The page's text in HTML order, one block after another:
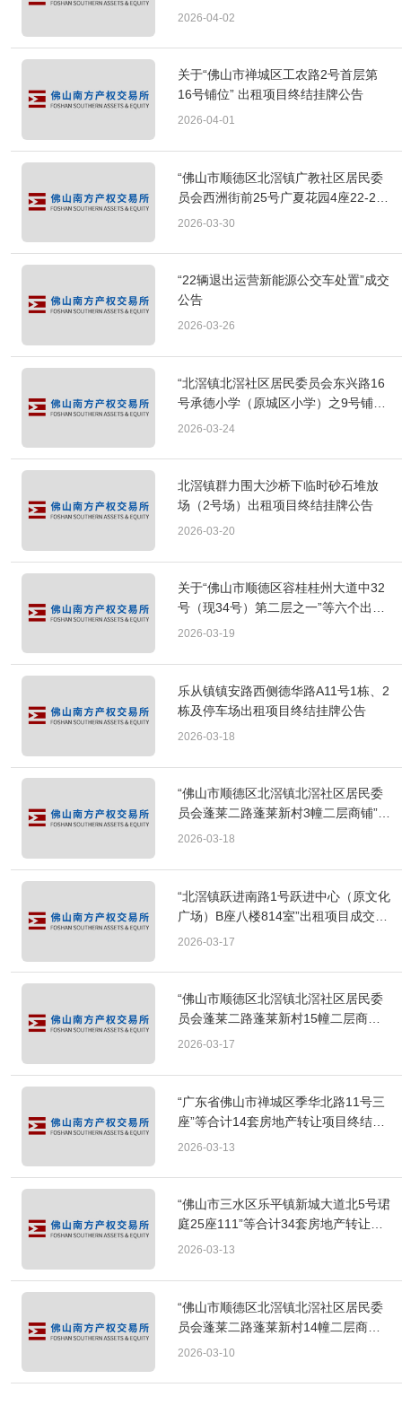
2026-04-02
关于“佛山市禅城区工农路2号首层第
16号铺位” 出租项目终结挂牌公告
2026-04-01
“佛山市顺德区北滘镇广教社区居民委
员会西洲街前25号广夏花园4座22-27
层共60套住宅”出租项目成交公告
2026-03-30
“22辆退出运营新能源公交车处置”成交
公告
2026-03-26
“北滘镇北滘社区居民委员会东兴路16
号承德小学（原城区小学）之9号铺、
10号铺”出租项目成交公告
2026-03-24
北滘镇群力围大沙桥下临时砂石堆放
场（2号场）出租项目终结挂牌公告
2026-03-20
关于“佛山市顺德区容桂桂州大道中32
号（现34号）第二层之一”等六个出租
项目终结挂牌公告
2026-03-19
乐从镇镇安路西侧德华路A11号1栋、2
栋及停车场出租项目终结挂牌公告
2026-03-18
“佛山市顺德区北滘镇北滘社区居民委
员会蓬莱二路蓬莱新村3幢二层商铺”出
租项目成交公告
2026-03-18
“北滘镇跃进南路1号跃进中心（原文化
广场）B座八楼814室”出租项目成交公
告
2026-03-17
“佛山市顺德区北滘镇北滘社区居民委
员会蓬莱二路蓬莱新村15幢二层商
铺”出租项目成交公告
2026-03-17
“广东省佛山市禅城区季华北路11号三
座”等合计14套房地产转让项目终结挂
牌公告
2026-03-13
“佛山市三水区乐平镇新城大道北5号珺
庭25座111”等合计34套房地产转让项
目终结挂牌公告
2026-03-13
“佛山市顺德区北滘镇北滘社区居民委
员会蓬莱二路蓬莱新村14幢二层商
铺”出租项目成交公告
2026-03-10